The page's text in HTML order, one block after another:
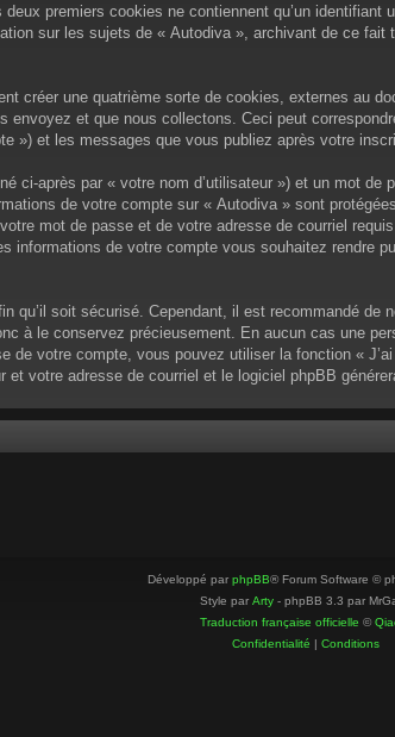
premiers cookies ne contiennent qu’un
sur les sujets de « Autodiva », archivant de ce
créer une quatrième sorte de cookies, externes au
envoyez et que nous collectons. Ceci peut
») et les messages que vous publiez après votre
ci-après par « votre nom d’utilisateur ») et un mot
de votre compte sur « Autodiva » sont
mot de passe et de votre adresse de courriel
de votre compte vous souhaitez rendre
qu’il soit sécurisé. Cependant, il est recommandé
à le conservez précieusement. En aucun cas une
votre compte, vous pouvez utiliser la fonction «
votre adresse de courriel et le logiciel phpBB
Développé par phpBB® Forum Software ©
Style par Arty - phpBB 3.3 par
Traduction française officielle ©
Confidentialité | Conditions